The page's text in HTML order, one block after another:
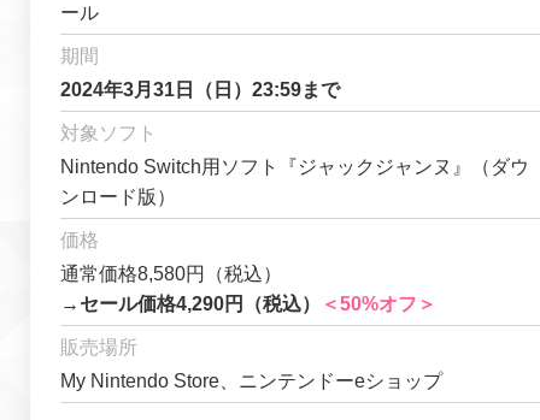
ール
期間
2024年3月31日（日）23:59まで
対象ソフト
Nintendo Switch用ソフト『ジャックジャンヌ』（ダウ
ンロード版）
価格
通常価格8,580円（税込）
→セール価格4,290円（税込）
＜50%オフ＞
販売場所
My Nintendo Store、ニンテンドーeショップ